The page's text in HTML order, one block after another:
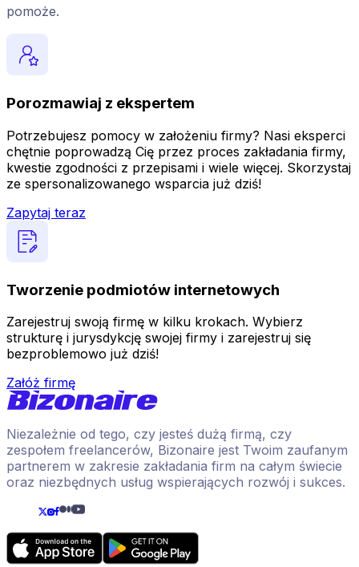
pomoże.
Porozmawiaj z ekspertem
Potrzebujesz pomocy w założeniu firmy? Nasi eksperci
chętnie poprowadzą Cię przez proces zakładania firmy,
kwestie zgodności z przepisami i wiele więcej. Skorzystaj
ze spersonalizowanego wsparcia już dziś!
Zapytaj teraz
Tworzenie podmiotów internetowych
Zarejestruj swoją firmę w kilku krokach. Wybierz
strukturę i jurysdykcję swojej firmy i zarejestruj się
bezproblemowo już dziś!
Załóż firmę
Niezależnie od tego, czy jesteś dużą firmą, czy
zespołem freelancerów, Bizonaire jest Twoim zaufanym
partnerem w zakresie zakładania firm na całym świecie
oraz niezbędnych usług wspierających rozwój i sukces.